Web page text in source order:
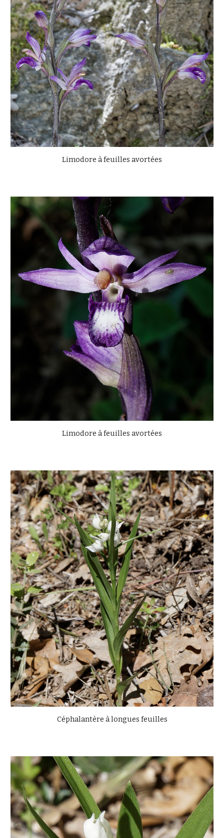
Limodore à feuilles avortées
Limodore à feuilles avortées
Céphalantère à longues feuilles